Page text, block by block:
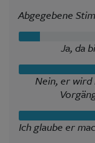
Abgegebene
Ja, da
Nein, er
Ich glaube er